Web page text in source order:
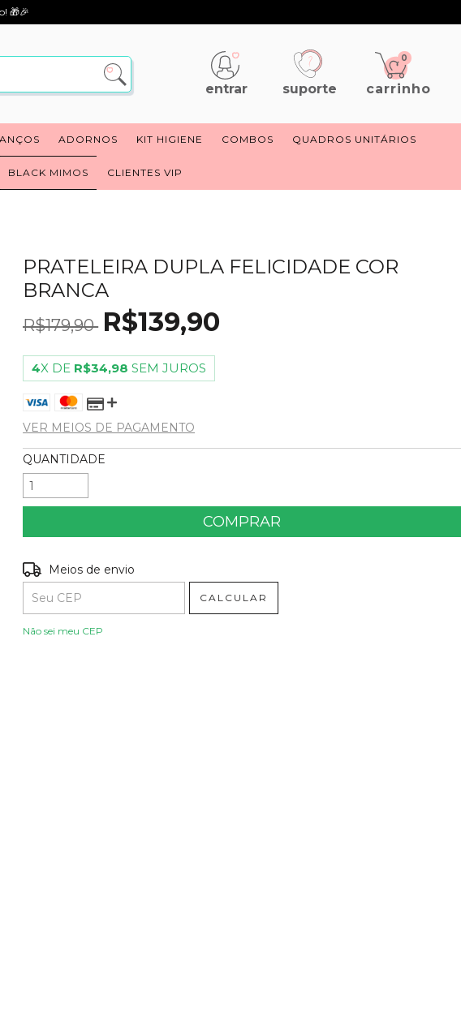
🎁🎉
entrar suporte carrinho
0
ADORNOS KIT HIGIENE COMBOS QUADROS UNITÁRIOS
BLACK MIMOS CLIENTES VIP
PRATELEIRA DUPLA FELICIDADE COR
BRANCA
R$179,90 R$139,90
4X DE R$34,98 SEM JUROS
VER MEIOS DE PAGAMENTO
QUANTIDADE
Entregas para o CEP:
Meios de envio
CALCULAR
Não sei meu CEP